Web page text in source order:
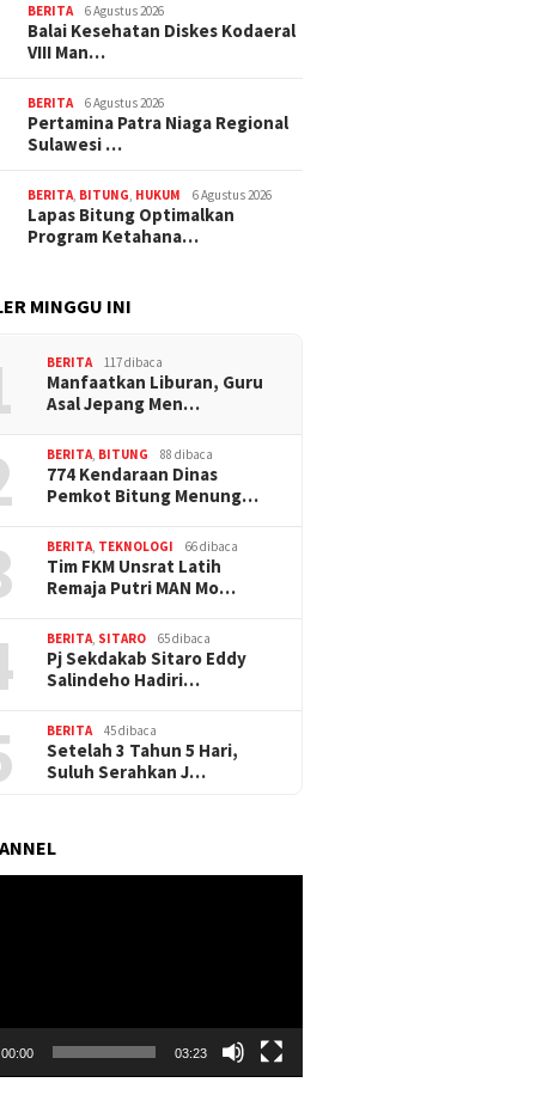
BERITA 6 Agustus 2026
Balai Kesehatan Diskes Kodaeral
VIII Man…
BERITA 6 Agustus 2026
Pertamina Patra Niaga Regional
Sulawesi …
BERITA BITUNG HUKUM 6 Agustus 2026
Lapas Bitung Optimalkan
Program Ketahana…
MINGGU INI
BERITA 117 dibaca
Manfaatkan Liburan, Guru
Asal Jepang Men…
BERITA BITUNG 88 dibaca
774 Kendaraan Dinas
Pemkot Bitung Menung…
BERITA TEKNOLOGI 66 dibaca
Tim FKM Unsrat Latih
Remaja Putri MAN Mo…
BERITA SITARO 65 dibaca
Pj Sekdakab Sitaro Eddy
Salindeho Hadiri…
BERITA 45 dibaca
Setelah 3 Tahun 5 Hari,
Suluh Serahkan J…
00:00 03:23